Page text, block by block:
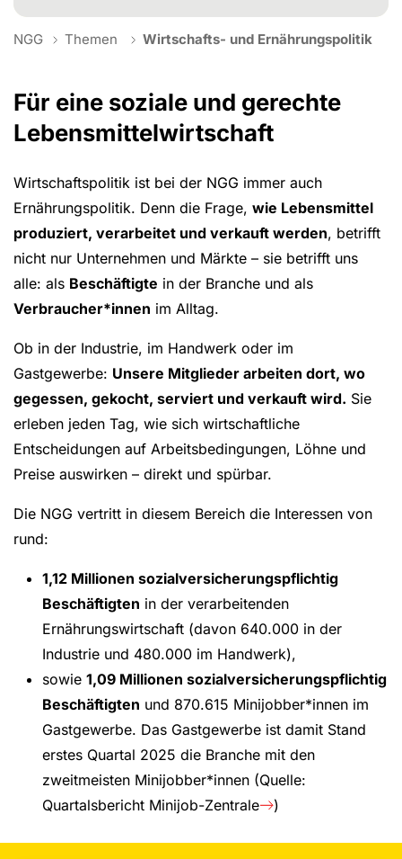
NGG Themen Wirtschafts- und Ernährungspolitik
Für eine soziale und gerechte
Lebensmittelwirtschaft
Wirtschaftspolitik ist bei der NGG immer auch
Ernährungspolitik. Denn die Frage, wie Lebensmittel
produziert, verarbeitet und verkauft werden, betrifft
nicht nur Unternehmen und Märkte – sie betrifft uns
alle: als Beschäftigte in der Branche und als
Verbraucher*innen im Alltag.
Ob in der Industrie, im Handwerk oder im
Gastgewerbe: Unsere Mitglieder arbeiten dort, wo
gegessen, gekocht, serviert und verkauft wird. Sie
erleben jeden Tag, wie sich wirtschaftliche
Entscheidungen auf Arbeitsbedingungen, Löhne und
Preise auswirken – direkt und spürbar.
Die NGG vertritt in diesem Bereich die Interessen von
rund:
1,12 Millionen sozialversicherungspflichtig
Beschäftigten in der verarbeitenden
Ernährungswirtschaft (davon 640.000 in der
Industrie und 480.000 im Handwerk),
sowie 1,09 Millionen sozialversicherungspflichtig
Beschäftigten und 870.615 Minijobber*innen im
Gastgewerbe. Das Gastgewerbe ist damit Stand
erstes Quartal 2025 die Branche mit den
zweitmeisten Minijobber*innen (Quelle:
Quartalsbericht Minijob-Zentrale
)